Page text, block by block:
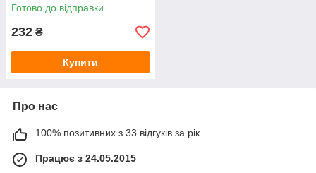
Готово до відправки
232 ₴
Купити
Про нас
100% позитивних з 33 відгуків за рік
Працює з 24.05.2015